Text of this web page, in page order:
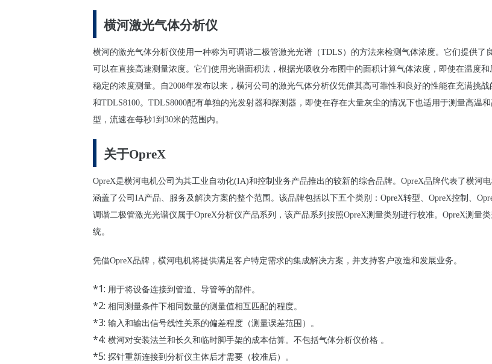
横河激光气体分析仪
横河的激光气体分析仪使用一种称为可调谐二极管激光光谱（TDLS ）的方法来检测 气体浓度。它们提供了
可以在直接高速测 量浓度。 它们使用光谱面积法，根据光吸收分布图 中的面积计算气体浓度，即使在温度和
稳定的浓度测 量。 自2008年发布以来，横河公司的激光气体分析仪凭借其高可靠性和良好的性能在充满挑战
和TDLS8100。TDLS8000配有单独的光发射器和探测 器，即使在存在大量灰尘的情况下也适用于测 量高温和
型，流速在每秒1到30米的范围 内。
关于OpreX
OpreX是横河电机公司 为其工业 自动化(IA)和控制 业务产品推出的较新的综合品牌。 OpreX品牌代表了横河电
涵盖了公司 IA产品、服务及解决方案的整个范围 。 该品牌包括以下五个类别 ： OpreX转型、 OpreX控制、
调谐二极管激光光谱仪 属于OpreX分析仪产品系列， 该产品系列按照OpreX测 量类别进行校准。 OpreX测 量类
统。
凭借OpreX品牌，横河电机将提供满足客 户特定需求的集成解决方案，并支持客 户改造和发展业务。
*1: 用于将设备连接到管道、导管等的部件。
*2: 相同 测 量条件下相同数量的测 量值相互匹配的程度。
*3: 输入和输出信号线性关系的偏差程度（测 量误差范围 ）。
*4: 横河对安装法兰和长久和临时脚手架的成本估算。不包括气体分析仪价格 。
*5: 探针重新连接到分析仪主体后才需要（校准后）。